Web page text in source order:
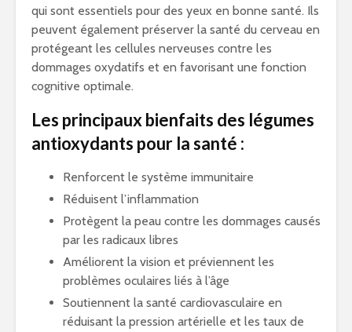
qui sont essentiels pour des yeux en bonne santé. Ils
peuvent également préserver la santé du cerveau en
protégeant les cellules nerveuses contre les
dommages oxydatifs et en favorisant une fonction
cognitive optimale.
Les principaux bienfaits des légumes
antioxydants pour la santé :
Renforcent le système immunitaire
Réduisent l’inflammation
Protègent la peau contre les dommages causés
par les radicaux libres
Améliorent la vision et préviennent les
problèmes oculaires liés à l’âge
Soutiennent la santé cardiovasculaire en
réduisant la pression artérielle et les taux de